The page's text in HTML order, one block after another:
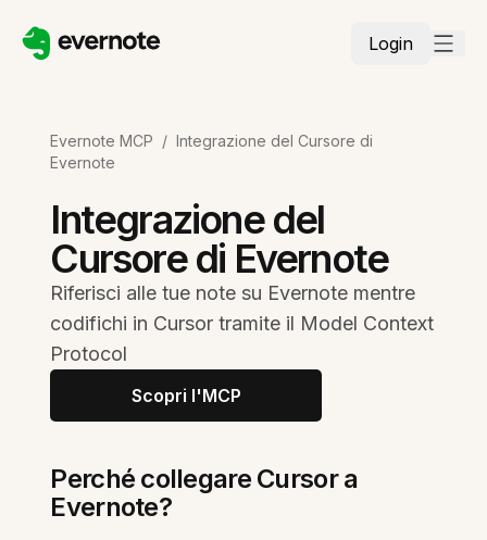
Login
Evernote MCP / Integrazione del Cursore di
Evernote
Integrazione del
Cursore di Evernote
Riferisci alle tue note su Evernote mentre
codifichi in Cursor tramite il Model Context
Protocol
Scopri l'MCP
Perché collegare Cursor a
Evernote?